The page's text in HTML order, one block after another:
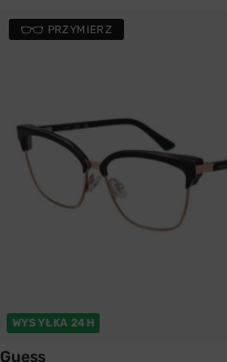
PRZYMIERZ
WYSYŁKA 24H
Guess